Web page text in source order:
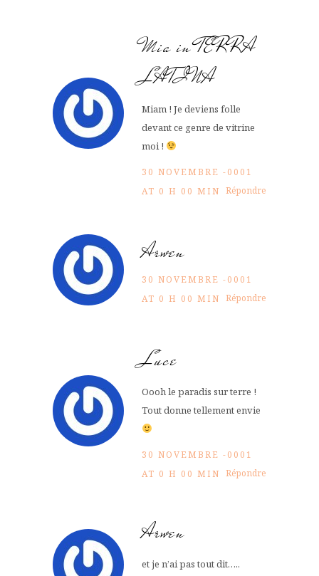
Mia in TERRA
LATINA
Miam ! Je deviens folle
devant ce genre de vitrine
moi !
30 NOVEMBRE -0001
AT 0 H 00 MIN Répondre
Arwen
30 NOVEMBRE -0001
AT 0 H 00 MIN Répondre
Luce
Oooh le paradis sur terre !
Tout donne tellement envie
30 NOVEMBRE -0001
AT 0 H 00 MIN Répondre
Arwen
et je n’ai pas tout dit…..